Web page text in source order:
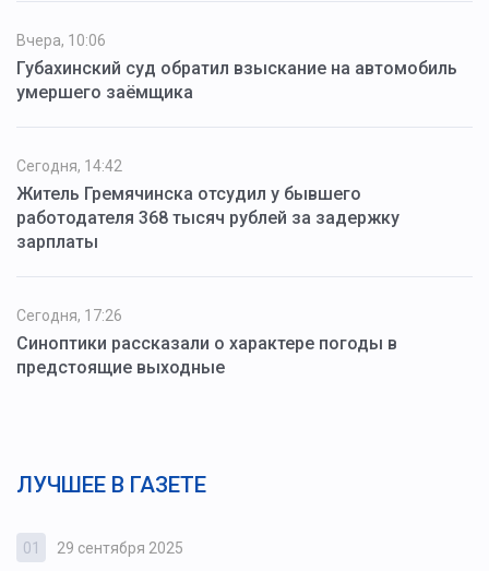
Вчера, 10:06
Губахинский суд обратил взыскание на автомобиль
умершего заёмщика
Сегодня, 14:42
Житель Гремячинска отсудил у бывшего
работодателя 368 тысяч рублей за задержку
зарплаты
Сегодня, 17:26
Синоптики рассказали о характере погоды в
предстоящие выходные
ЛУЧШЕЕ В ГАЗЕТЕ
01 29 сентября 2025